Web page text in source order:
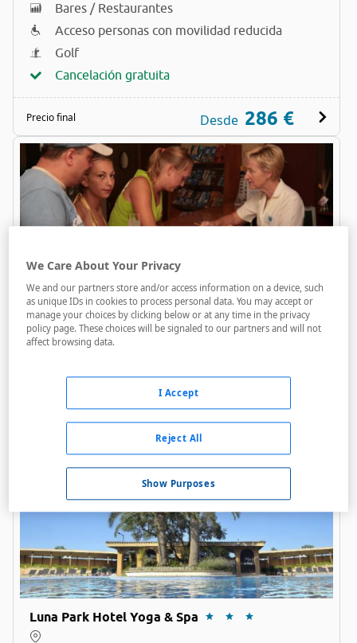
Bares / Restaurantes
Acceso personas con movilidad reducida
Golf
Cancelación gratuita
Precio final Desde 286 €
Reymar Playa
Bares / Restaurantes
Cancelación gratuita
Precio final Desde 456 €
Luna Park Hotel Yoga & Spa
We Care About Your Privacy
We and our partners store and/or access information on a device, such
as unique IDs in cookies to process personal data. You may accept or
manage your choices by clicking below or at any time in the privacy
policy page. These choices will be signaled to our partners and will not
affect browsing data.
Show Purposes
Reject All
I Accept